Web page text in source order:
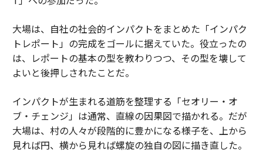
大場は、自社の社会的インパクトをまとめた「インパク
トレポート」の完成をゴールに据えていた。役立ったの
は、レポートの基本の型を教わりつつ、その型を壊して
よいと後押しされたことだ。
インパクトが生まれる道筋を整理する「セオリー・オ
ブ・チェンジ」は通常、直線の因果図で描かれる。だが
大場は、村の人々が段階的に豊かになる様子を、上から
見れば円、横から見れば螺旋の独自の図に描き直した。